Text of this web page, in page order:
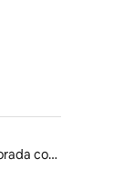
Aluguéis por temporada com banheira de hidromassagem